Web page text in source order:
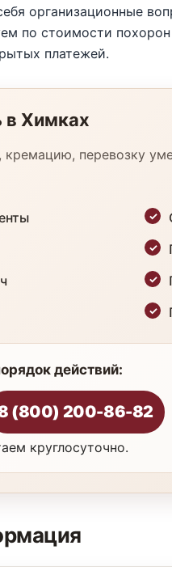
организационные
по стоимости
платежей.
в Химках
перевозку
действий:
(800) 200-86-82
круглосуточно.